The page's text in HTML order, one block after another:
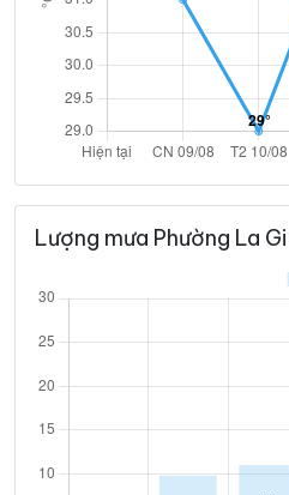
Lượng mưa Phường La